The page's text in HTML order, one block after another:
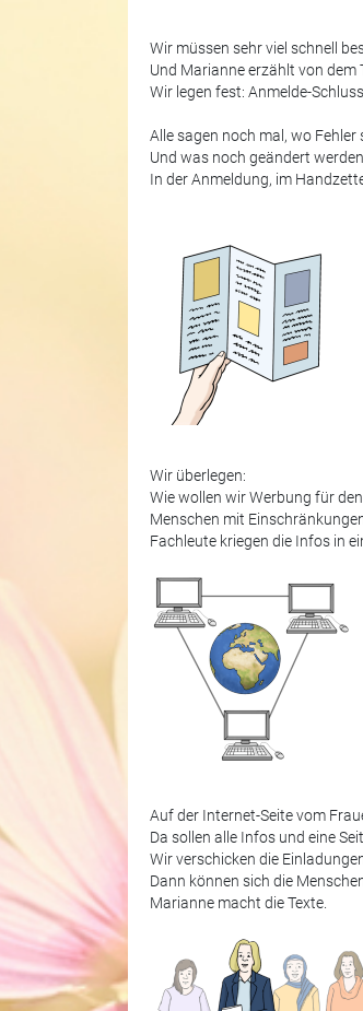
Wir müssen sehr viel schnell
Und Marianne erzählt von dem
Wir legen fest: Anmelde-
Alle sagen noch mal, wo Fehler
Und was noch geändert
In der Anmeldung, im
Wir überlegen:
Wie wollen wir Werbung für
Menschen mit
Fachleute kriegen die Infos in
Auf der Internet-Seite vom
Da sollen alle Infos und eine
Wir verschicken die
Dann können sich die
Marianne macht die Texte.